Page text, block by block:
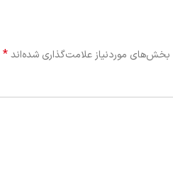
بخش‌های موردنیاز علامت‌گذاری شده‌اند*